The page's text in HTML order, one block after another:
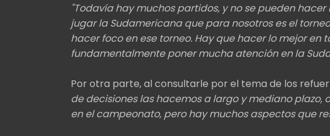
"Todavía hay muchos partidos, y no se pueden
jugar la Sudamericana que para nosotros es el
hacer foco en ese torneo. Hay que hacer lo mejor en
fundamentalmente poner mucha atención en la
Por otra parte, al consultarle por el tema de los
de decisiones las hacemos a largo y mediano
en el campeonato, pero hay muchos aspectos que